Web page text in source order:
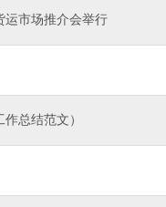
市场推介会举行
总结范文）